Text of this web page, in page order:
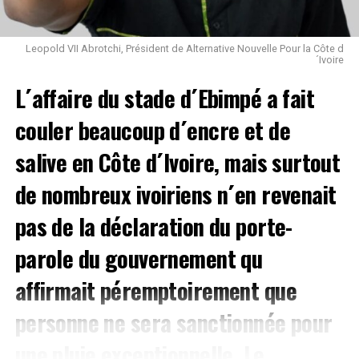
Leopold VII Abrotchi, Président de Alternative Nouvelle Pour la Côte d
´Ivoire
L´affaire du stade d´Ebimpé a fait
couler beaucoup d´encre et de
salive en Côte d´Ivoire, mais surtout
de nombreux ivoiriens n´en revenait
pas de la déclaration du porte-
parole du gouvernement qu
affirmait péremptoirement que
personne ne sera sanctionnée pour